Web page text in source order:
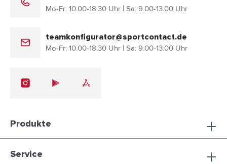
Mo-Fr: 10.00-18.30 Uhr | Sa: 9.00-13.00 Uhr
teamkonfigurator@sportcontact.de
Mo-Fr: 10.00-18.30 Uhr | Sa: 9.00-13.00 Uhr
Produkte
Service